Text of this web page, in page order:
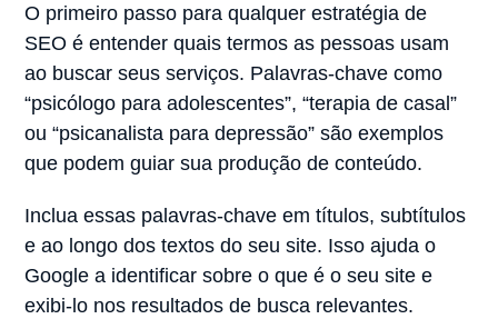
O primeiro passo para qualquer estratégia de
SEO é entender quais termos as pessoas usam
ao buscar seus serviços. Palavras-chave como
“psicólogo para adolescentes”, “terapia de casal”
ou “psicanalista para depressão” são exemplos
que podem guiar sua produção de conteúdo.
Inclua essas palavras-chave em títulos, subtítulos
e ao longo dos textos do seu site. Isso ajuda o
Google a identificar sobre o que é o seu site e
exibi-lo nos resultados de busca relevantes.